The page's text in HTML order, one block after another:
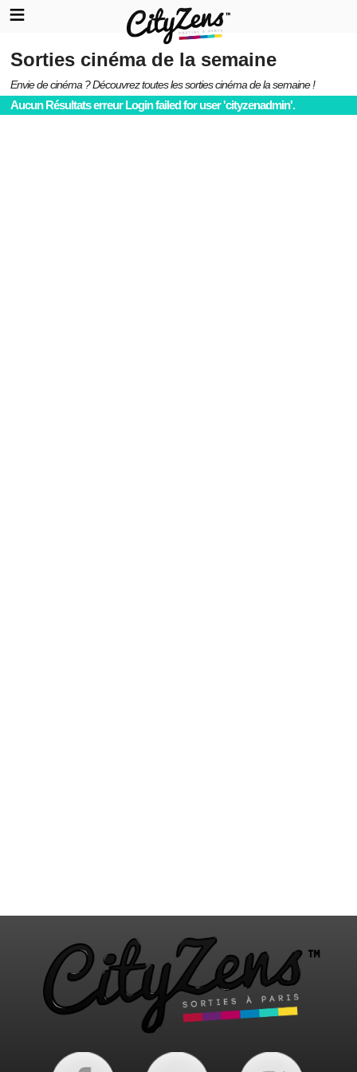
Sorties cinéma de la semaine
Envie de cinéma ? Découvrez toutes les sorties cinéma de la semaine !
Aucun Résultats erreur Login failed for user 'cityzenadmin'.